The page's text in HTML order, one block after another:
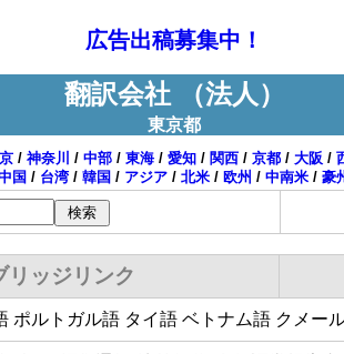
広告出稿募集中！
翻訳会社 （法人）
東京都
/ 神奈川 / 中部/ 東海/ 愛知/ 関西/ 京都/ 大阪 /
国 / 台湾 / 韓国 / アジア / 北米 / 欧州 / 中南米 / 豪
リッジリンク
ポルトガル語 タイ語 ベトナム語 クメー